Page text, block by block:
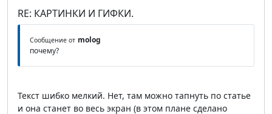
RE: КАРТИНКИ И ГИФКИ.
Сообщение от molog
почему?
Текст шибко мелкий. Нет, там можно тапнуть по статье
и она станет во весь экран (в этом плане сделано